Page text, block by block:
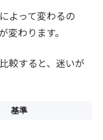
よって変わるの
わります。
較すると、迷いが
基準